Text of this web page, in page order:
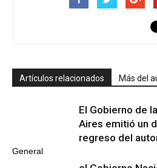
Artículos relacionados Más del
General
El Gobierno de
Aires emitió un
regreso del